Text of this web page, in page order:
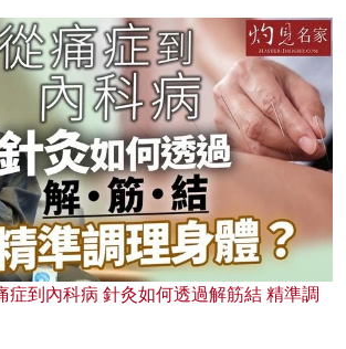
症到內科病 針灸如何透過解筋結 精準調